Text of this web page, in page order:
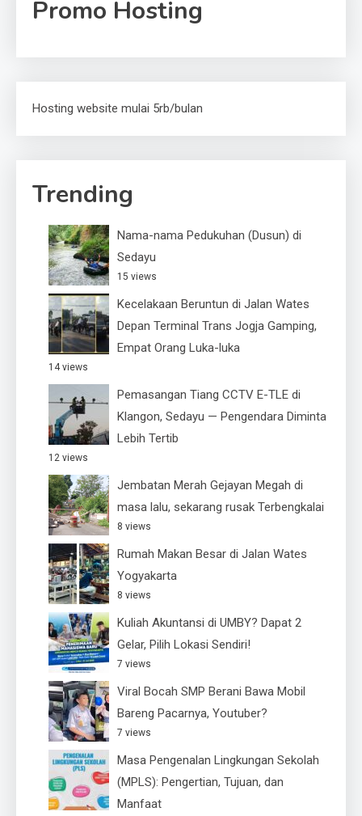
Promo Hosting
Hosting website mulai 5rb/bulan
Trending
Nama-nama Pedukuhan (Dusun) di
Sedayu
15 views
Kecelakaan Beruntun di Jalan Wates
Depan Terminal Trans Jogja Gamping,
Empat Orang Luka-luka
14 views
Pemasangan Tiang CCTV E-TLE di
Klangon, Sedayu — Pengendara Diminta
Lebih Tertib
12 views
Jembatan Merah Gejayan Megah di
masa lalu, sekarang rusak Terbengkalai
8 views
Rumah Makan Besar di Jalan Wates
Yogyakarta
8 views
Kuliah Akuntansi di UMBY? Dapat 2
Gelar, Pilih Lokasi Sendiri!
7 views
Viral Bocah SMP Berani Bawa Mobil
Bareng Pacarnya, Youtuber?
7 views
Masa Pengenalan Lingkungan Sekolah
(MPLS): Pengertian, Tujuan, dan
Manfaat